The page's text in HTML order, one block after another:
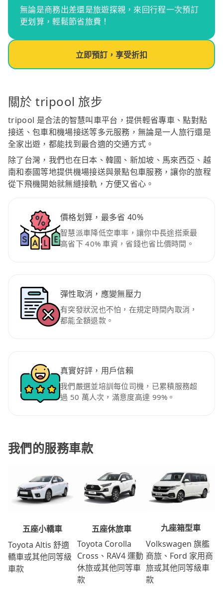
無論是商務出差還是旅遊探親，來回行程一次預訂
更划算，輕鬆節省旅費！
立即預訂，享受折扣
關於 tripool 旅步
tripool 是合法的智慧叫車平台，提供輕省專車、點對點
接送、包車和機場接送等多元服務，無論是一人旅行還是
全家出遊，都能找到最合適的交通方式。
除了台灣，我們也在日本、韓國、新加坡、馬來西亞、越
南和泰國等地提供機場接送與景點包車服務，讓你的旅程
從下飛機開始就無縫接軌，方便又省心。
價格划算，最多省 40%
智慧派車降低空車率，讓你中長途搭乘最
高省下 40% 車資，省錢也省比價時間。
彈性取消，應變無壓力
有突發狀況也不怕，在規定時間內取消，
都能全額退款。
真實好評，用戶信賴
我們嚴選並培訓每位司機，已累積服務超
過 50 萬人次，滿意度高達 99%。
我們的服務車款
五座小轎車
Toyota Altis 舒適
轎車或其他同等級
車款
五座休旅車
Toyota Corolla
Cross、RAV4 運動
休旅或其他同等車
款
九座箱型車
Volkswagen 旗艦
商旅、Ford 家用商
旅或其他同等級車
款